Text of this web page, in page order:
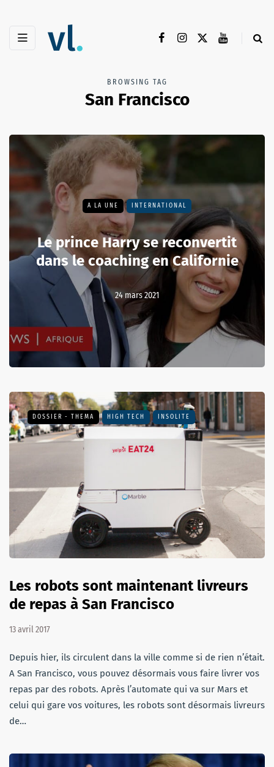
BROWSING TAG
San Francisco
A LA UNE INTERNATIONAL
Le prince Harry se reconvertit
dans le coaching en Californie
24 mars 2021
DOSSIER - THEMA HIGH TECH INSOLITE
Les robots sont maintenant livreurs
de repas à San Francisco
13 avril 2017
Depuis hier, ils circulent dans la ville comme si de rien n’était.
A San Francisco, vous pouvez désormais vous faire livrer vos
repas par des robots. Après l’automate qui va sur Mars et
celui qui gare vos voitures, les robots sont désormais livreurs
de…